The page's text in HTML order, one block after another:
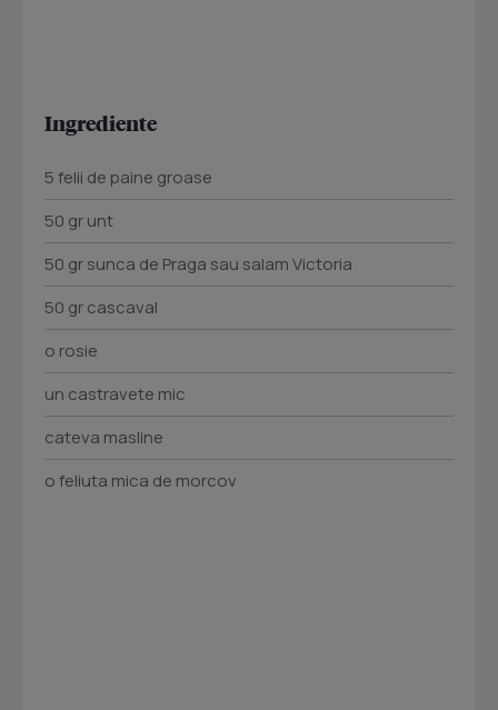
Ingrediente
5 felii de paine groase
50 gr unt
50 gr sunca de Praga sau salam Victoria
50 gr cascaval
o rosie
un castravete mic
cateva masline
o feliuta mica de morcov